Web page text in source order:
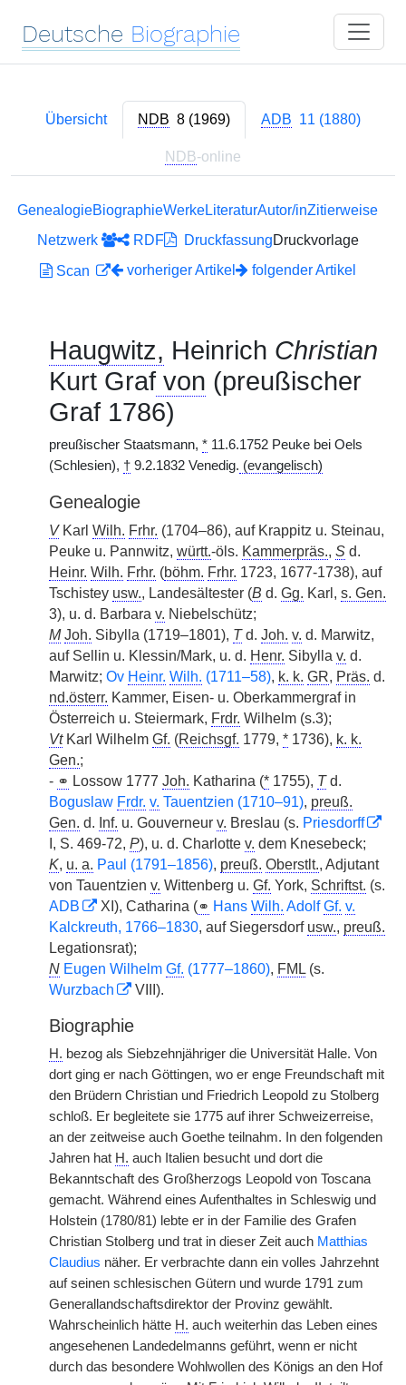
Deutsche Biographie
Übersicht NDB 8 (1969) ADB 11 (1880)
NDB-online
GenealogieBiographieWerkeLiteraturAutor/inZitierweise
Netzwerk
RDF DruckfassungDruckvorlage
Scan
vorheriger Artikel folgender Artikel
Haugwitz, Heinrich Christian
Kurt Graf von (preußischer
Graf 1786)
preußischer Staatsmann, * 11.6.1752 Peuke bei Oels
(Schlesien), † 9.2.1832 Venedig. (evangelisch)
Genealogie
VKarl Wilh. Frhr. (1704–86), auf Krappitz u. Steinau,
Peuke u. Pannwitz, württ.-öls. Kammerpräs., S d.
Heinr. Wilh. Frhr. (böhm. Frhr. 1723, 1677-1738), auf
Tschistey usw., Landesältester (B d. Gg. Karl, s. Gen.
3), u. d. Barbara v. Niebelschütz;
M Joh. Sibylla (1719–1801), Td. Joh. v. d. Marwitz,
auf Sellin u. Klessin/Mark, u. d. Henr. Sibylla v. d.
Marwitz; Ov Heinr. Wilh. (1711–58), k. k. GR, Präs. d.
nd.österr. Kammer, Eisen- u. Oberkammergraf in
Österreich u. Steiermark, Frdr. Wilhelm (s.3);
VtKarl Wilhelm Gf. (Reichsgf. 1779, * 1736), k. k.
Gen.;
- ⚭ Lossow 1777 Joh. Katharina (* 1755), Td.
Boguslaw Frdr. v. Tauentzien (1710–91), preuß.
Gen. d. Inf. u. Gouverneur v. Breslau (s. Priesdorff
I, S. 469-72, P), u. d. Charlotte v. dem Knesebeck;
K, u. a. Paul (1791–1856), preuß. Oberstlt., Adjutant
von Tauentzien v. Wittenberg u. Gf. York, Schriftst. (s.
ADB
XI), Catharina (⚭ Hans Wilh. AdolfGf. v.
Kalckreuth, 1766–1830, auf Siegersdorf usw., preuß.
Legationsrat);
N Eugen Wilhelm Gf. (1777–1860), FML (s.
Wurzbach
VIII).
Biographie
H. bezog als Siebzehnjähriger die Universität Halle. Von
dort ging er nach Göttingen, wo er enge Freundschaft mit
den Brüdern Christian und Friedrich Leopold zu Stolberg
schloß. Er begleitete sie 1775 auf ihrer Schweizerreise,
an der zeitweise auch Goethe teilnahm. In den folgenden
Jahren hat H. auch Italien besucht und dort die
Bekanntschaft des Großherzogs Leopold von Toscana
gemacht. Während eines Aufenthaltes in Schleswig und
Holstein (1780/81) lebte er in der Familie des Grafen
Christian Stolberg und trat in dieser Zeit auch Matthias
Claudius näher. Er verbrachte dann ein volles Jahrzehnt
auf seinen schlesischen Gütern und wurde 1791 zum
Generallandschaftsdirektor der Provinz gewählt.
Wahrscheinlich hätte H. auch weiterhin das Leben eines
angesehenen Landedelmanns geführt, wenn er nicht
durch das besondere Wohlwollen des Königs an den Hof